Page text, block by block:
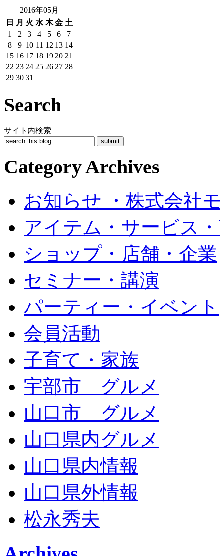
2016年05月
日
月 火 水 木 金 土
1
2 3 4 5 6
7
8
9 10 11 12 13 14
15 16 17 18 19 20 21
22 23 24 25 26 27 28
29 30 31
Search
サイト内検索
Category Archives
お知らせ ・株式会社
アイテム・サービス
ショップ・店舗・企業
セミナー・講演
パーティー・イベント
会員活動
子育て・家族
宇部市 グルメ
山口市 グルメ
山口県内グルメ
山口県内情報
山口県外情報
松永秀夫